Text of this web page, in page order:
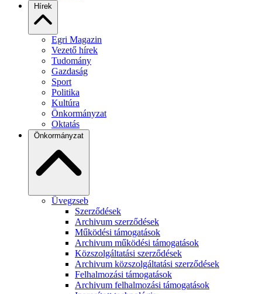
Hírek
Egri Magazin
Vezető hírek
Tudomány
Gazdaság
Sport
Politika
Kultúra
Önkormányzat
Oktatás
Önkormányzat
Üvegzseb
Szerződések
Archivum szerződések
Működési támogatások
Archivum működési támogatások
Közszolgáltatási szerződések
Archivum közszolgáltatási szerződések
Felhalmozási támogatások
Archivum felhalmozási támogatások